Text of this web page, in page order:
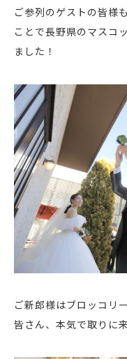
ご参列のゲストの皆様
ことで長野県のマスコ
ました！
ご新郎様はブロッコリ
皆さん、本気で取りに